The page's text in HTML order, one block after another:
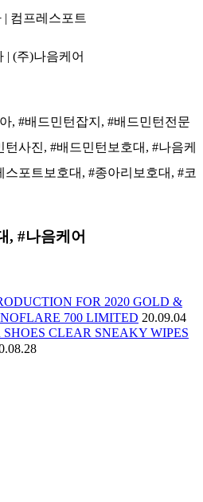
| 컴프레스포트
| (주)나음케어
, #배드민턴잡지, #배드민턴전문
사진, #배드민턴보호대, #나음케
스포트보호대, #종아리보호대, #코
, #나음케어
FOR 2020 GOLD &
700 LIMITED 20.09.04
CLEAR SNEAKY WIPES